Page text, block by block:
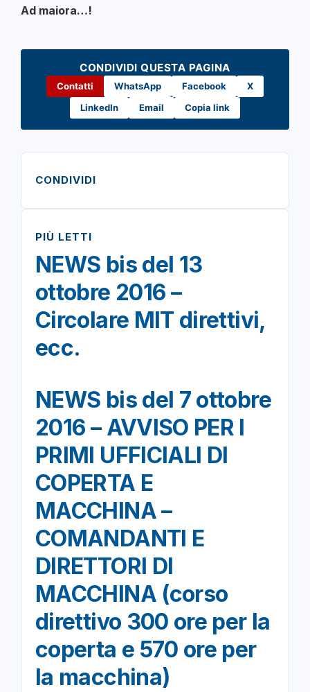
Ad maiora…!
CONDIVIDI QUESTA PAGINA
Contatti WhatsApp Facebook
X
LinkedIn
Email Copia link
CONDIVIDI
PIÙ LETTI
NEWS bis del 13
ottobre 2016 –
Circolare MIT direttivi,
ecc.
NEWS bis del 7 ottobre
2016 – AVVISO PER I
PRIMI UFFICIALI DI
COPERTA E
MACCHINA –
COMANDANTI E
DIRETTORI DI
MACCHINA (corso
direttivo 300 ore per la
coperta e 570 ore per
la macchina)